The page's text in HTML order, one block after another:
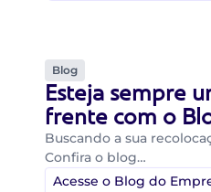
Blog
Esteja sempre
frente com o
Buscando a sua
Confira o blog…
Acesse o Blog do